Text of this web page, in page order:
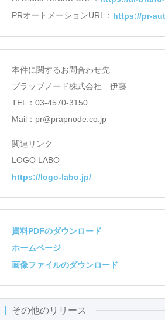
PRオートメーションURL： https://pr-
本件に関するお問合わせ先
プラップノード株式会社 伊藤
TEL：03-4570-3150
Mail：pr@prapnode.co.jp
関連リンク
LOGO LABO
https://logo-labo.jp/
資料PDFのダウンロード
ホームページ
画像ファイルのダウンロード
その他のリリース